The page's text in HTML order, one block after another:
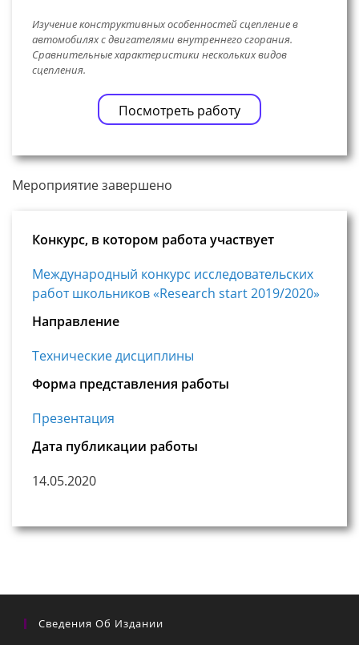
Изучение конструктивных особенностей сцепление в
автомобилях с двигателями внутреннего сгорания.
Сравнительные характеристики нескольких видов
сцепления.
Посмотреть работу
Мероприятие завершено
Конкурс, в котором работа участвует
Международный конкурс исследовательских
работ школьников «Research start 2019/2020»
Направление
Технические дисциплины
Форма представления работы
Презентация
Дата публикации работы
14.05.2020
Сведения Об Издании